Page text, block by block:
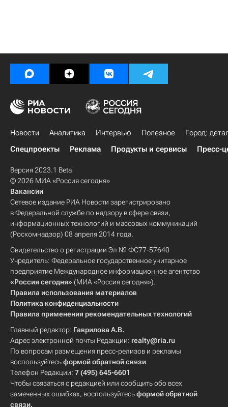
Новости Аналитика Интервью Полезное
Город:
Спецпроекты
Реклама Продукты и сервисы Пресс-
Версия 2023.1 Beta
© 2026 МИА «Россия сегодня»
Вакансии
Сетевое издание РИА Новости зарегистрировано
в Федеральной службе по надзору в сфере связи,
информационных технологий и массовых коммуникаций
(Роскомнадзор) 08 апреля 2014 года.
Свидетельство о регистрации Эл № ФС77-57640
Учредитель: Федеральное государственное унитарное
предприятие Международное информационное агентство
«Россия сегодня» (МИА «Россия сегодня»).
Правила использования материалов
Политика конфиденциальности
Правила применения рекомендательных технологий
Главный редактор: Гаврилова А.В.
Адрес электронной почты Редакции: realty@ria.ru
По вопросам размещения пресс-релизов и рекламы
воспользуйтесьформой обратной связи
Телефон Редакции: 7 (495) 645-6601
Чтобы связаться с редакцией или сообщить обо всех
замеченных ошибках, воспользуйтесьформой обратной
связи.